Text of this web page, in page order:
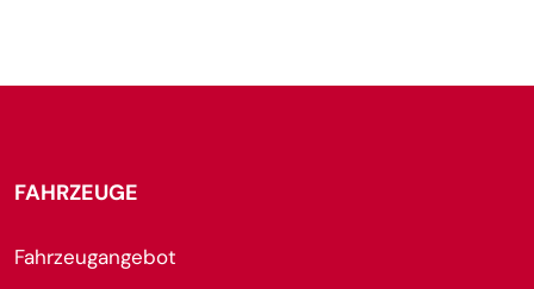
FAHRZEUGE
Fahrzeugangebot